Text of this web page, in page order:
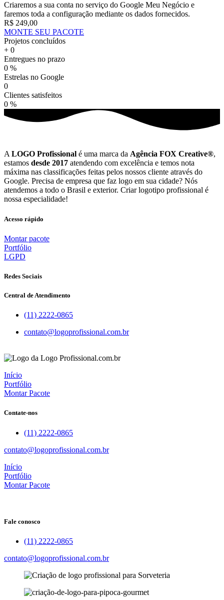
Criaremos a sua conta no serviço do Google Meu Negócio e
faremos toda a configuração mediante os dados fornecidos.
R$ 249,00
MONTE SEU PACOTE
Projetos concluídos
+ 0
Entregues no prazo
0 %
Estrelas no Google
0
Clientes satisfeitos
0 %
A LOGO Profissional é uma marca da Agência FOX Creative®,
estamos desde 2017 atendendo com excelência e temos nota
máxima nas classificações feitas pelos nossos cliente através do
Google. Precisa de empresa que faz logo em sua cidade? Nós
atendemos a todo o Brasil e exterior. Criar logotipo profissional é
nossa especialidade!
Acesso rápido
Montar pacote
Portfólio
LGPD
Redes Sociais
Central de Atendimento
(11) 2222-0865
contato@logoprofissional.com.br
Início
Portfólio
Montar Pacote
Contate-nos
(11) 2222-0865
contato@logoprofissional.com.br
Início
Portfólio
Montar Pacote
Fale conosco
(11) 2222-0865
contato@logoprofissional.com.br